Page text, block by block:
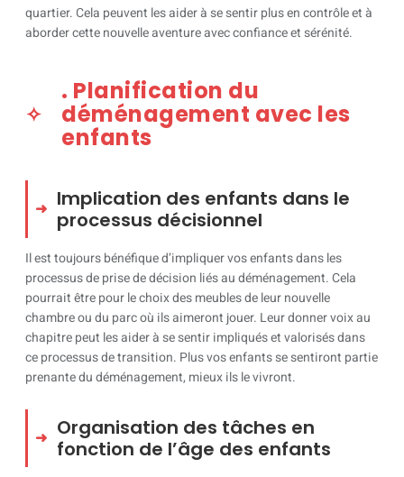
quartier. Cela peuvent les aider à se sentir plus en contrôle et à
aborder cette nouvelle aventure avec confiance et sérénité.
. Planification du
déménagement avec les
enfants
Implication des enfants dans le
processus décisionnel
Il est toujours bénéfique d’impliquer vos enfants dans les
processus de prise de décision liés au déménagement. Cela
pourrait être pour le choix des meubles de leur nouvelle
chambre ou du parc où ils aimeront jouer. Leur donner voix au
chapitre peut les aider à se sentir impliqués et valorisés dans
ce processus de transition. Plus vos enfants se sentiront partie
prenante du déménagement, mieux ils le vivront.
Organisation des tâches en
fonction de l’âge des enfants